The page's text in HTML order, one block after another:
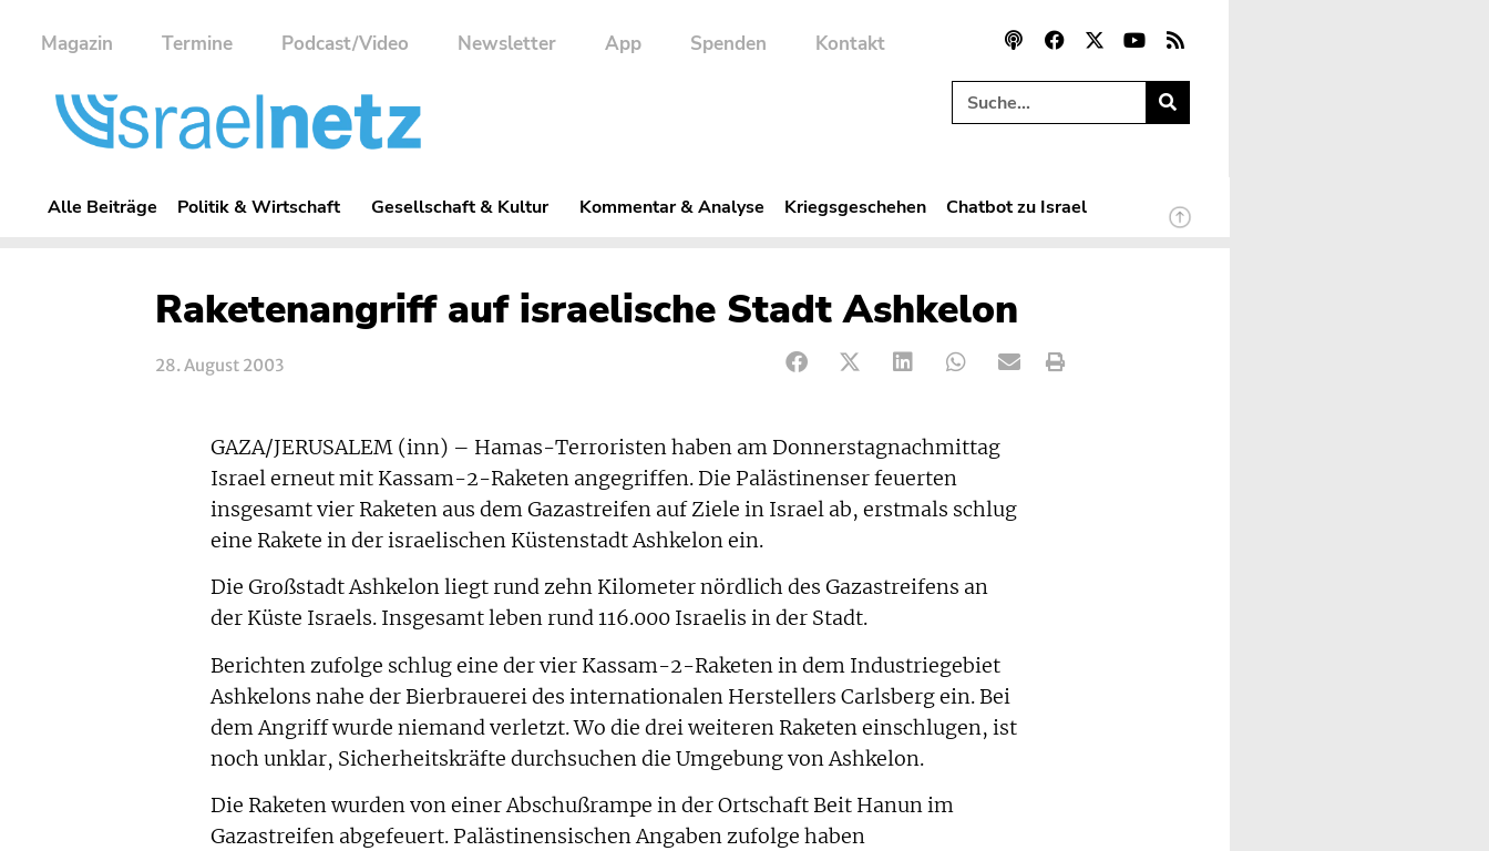
Magazin Termine Podcast/Video Newsletter App Spenden Kontakt
Alle Beiträge Politik & Wirtschaft Gesellschaft & Kultur Kommentar & Analyse Kriegsgeschehen Chatbot zu Israel
Raketenangriff auf israelische Stadt Ashkelon
28. August 2003
GAZA/JERUSALEM (inn) – Hamas-Terroristen haben am Donnerstagnachmittag
Israel erneut mit Kassam-2-Raketen angegriffen. Die Palästinenser feuerten
insgesamt vier Raketen aus dem Gazastreifen auf Ziele in Israel ab, erstmals schlug
eine Rakete in der israelischen Küstenstadt Ashkelon ein.
Die Großstadt Ashkelon liegt rund zehn Kilometer nördlich des Gazastreifens an
der Küste Israels. Insgesamt leben rund 116.000 Israelis in der Stadt.
Berichten zufolge schlug eine der vier Kassam-2-Raketen in dem Industriegebiet
Ashkelons nahe der Bierbrauerei des internationalen Herstellers Carlsberg ein. Bei
dem Angriff wurde niemand verletzt. Wo die drei weiteren Raketen einschlugen, ist
noch unklar, Sicherheitskräfte durchsuchen die Umgebung von Ashkelon.
Die Raketen wurden von einer Abschußrampe in der Ortschaft Beit Hanun im
Gazastreifen abgefeuert. Palästinensischen Angaben zufolge haben